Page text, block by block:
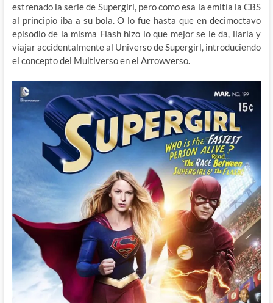
estrenado la serie de Supergirl, pero como esa la emitía la CBS
al principio iba a su bola. O lo fue hasta que en decimoctavo
episodio de la misma Flash hizo lo que mejor se le da, liarla y
viajar accidentalmente al Universo de Supergirl, introduciendo
el concepto del Multiverso en el Arrowverso.